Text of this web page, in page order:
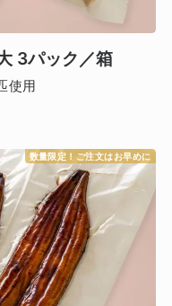
3パック／箱
使用
数量限定！ご注文はお早めに